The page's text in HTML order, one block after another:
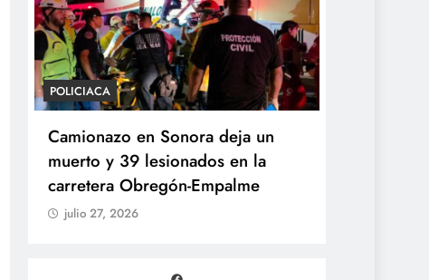
POLICIACA
Camionazo en Sonora deja un
muerto y 39 lesionados en la
carretera Obregón-Empalme
julio 27, 2026